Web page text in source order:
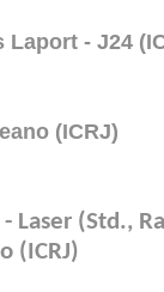
Laport - J24
(ICRJ)
Laser (Std.,
(ICRJ)